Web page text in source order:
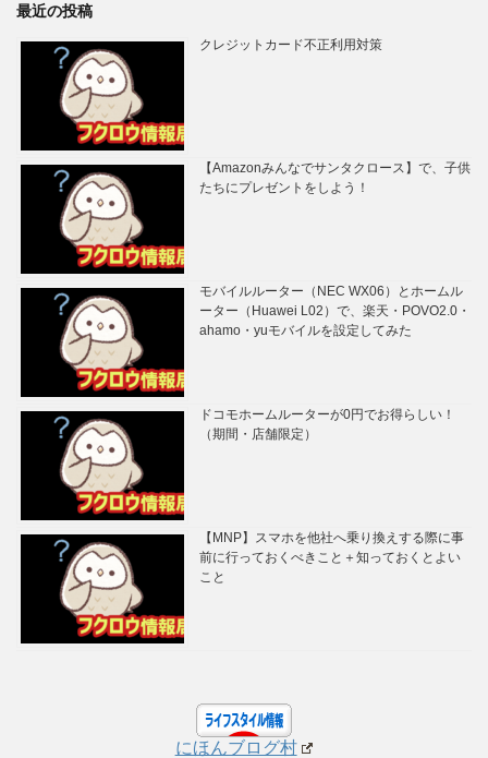
最近の投稿
クレジットカード不正利用対策
【Amazonみんなでサンタクロース】で、子供
たちにプレゼントをしよう！
モバイルルーター（NEC WX06）とホームル
ーター（Huawei L02）で、楽天・POVO2.0・
ahamo・yuモバイルを設定してみた
ドコモホームルーターが0円でお得らしい！
（期間・店舗限定）
【MNP】スマホを他社へ乗り換えする際に事
前に行っておくべきこと＋知っておくとよい
こと
にほんブログ村